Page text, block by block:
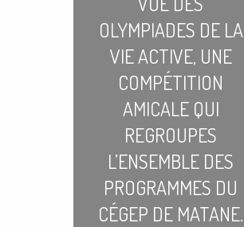
OLYMPIADES DE LA
VIE ACTIVE, UNE
COMPÉTITION
AMICALE QUI
REGROUPES
L’ENSEMBLE DES
PROGRAMMES DU
CÉGEP DE MATANE.